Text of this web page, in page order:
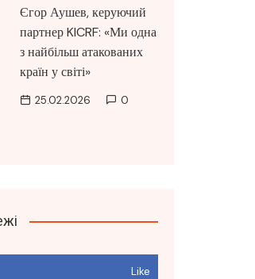
Єгор Аушев, керуючий
партнер KICRF: «Ми одна
з найбільш атакованих
країн у світі»
25.02.2026 0
Like